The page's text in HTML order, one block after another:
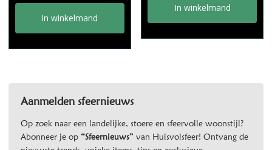
In winkelmand
In winkelmand
Aanmelden sfeernieuws
Op zoek naar een landelijke, stoere en sfeervolle woonstijl?
Abonneer je op “Sfeernieuws” van Huisvolsfeer! Ontvang de